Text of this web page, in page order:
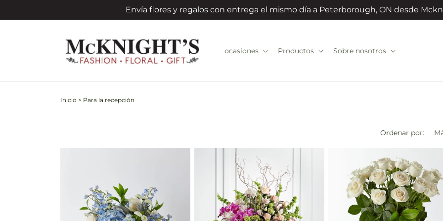
al contenido
Envía flores y regalos con entrega el mismo día a Peterborough, ON desde
ocasiones Productos Sobre nosotros
Inicio > Para la recepción
Ordenar por: